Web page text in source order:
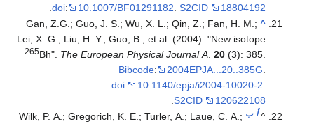
doi: 10.1007/BF01291182 .S2CID 18804192
.
^
Gan, Z.G.; Guo, J. S.; Wu, X. L.; Qin, Z.; Fan, H. M.;
Lei, X. G.; Liu, H. Y.; Guo, B.; et al. (2004). "New isotope
265Bh". The European Physical Journal A .20 (3): 385.
Bibcode: 2004EPJA...20..385G
doi: 10.1140/epja/i2004-10020-2
S2CID
120622108
.
^أ ب Wilk, P. A.; Gregorich, K. E.; Turler, A.; Laue, C. A.;